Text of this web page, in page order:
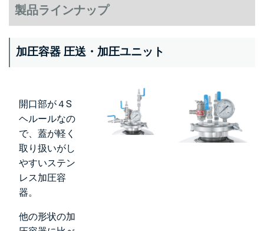
製品ラインナップ
加圧容器 圧送・加圧ユニット
開口部が４S
ヘルールなの
で、蓋が軽く
取り扱いがし
やすいステン
レス加圧容
器。
他の形状の加